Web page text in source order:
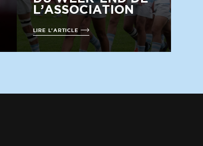
L’ASSOCIATION
LIRE L'ARTICLE